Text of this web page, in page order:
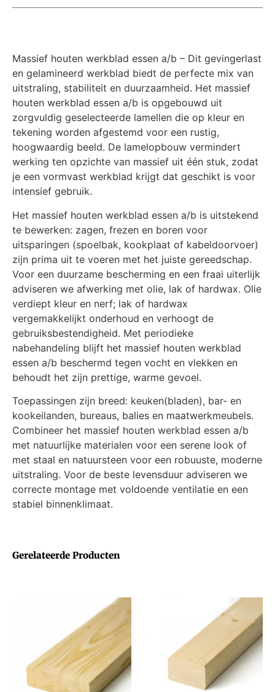
Gerelateerde Producten
Massief houten werkblad essen a/b – Dit gevingerlast
en gelamineerd werkblad biedt de perfecte mix van
uitstraling, stabiliteit en duurzaamheid. Het massief
houten werkblad essen a/b is opgebouwd uit
zorgvuldig geselecteerde lamellen die op kleur en
tekening worden afgestemd voor een rustig,
hoogwaardig beeld. De lamelopbouw vermindert
werking ten opzichte van massief uit één stuk, zodat
je een vormvast werkblad krijgt dat geschikt is voor
intensief gebruik.
Het massief houten werkblad essen a/b is uitstekend
te bewerken: zagen, frezen en boren voor
uitsparingen (spoelbak, kookplaat of kabeldoorvoer)
zijn prima uit te voeren met het juiste gereedschap.
Voor een duurzame bescherming en een fraai uiterlijk
adviseren we afwerking met olie, lak of hardwax. Olie
verdiept kleur en nerf; lak of hardwax
vergemakkelijkt onderhoud en verhoogt de
gebruiksbestendigheid. Met periodieke
nabehandeling blijft het massief houten werkblad
essen a/b beschermd tegen vocht en vlekken en
behoudt het zijn prettige, warme gevoel.
Toepassingen zijn breed: keuken(bladen), bar- en
kookeilanden, bureaus, balies en maatwerkmeubels.
Combineer het massief houten werkblad essen a/b
met natuurlijke materialen voor een serene look of
met staal en natuursteen voor een robuuste, moderne
uitstraling. Voor de beste levensduur adviseren we
correcte montage met voldoende ventilatie en een
stabiel binnenklimaat.